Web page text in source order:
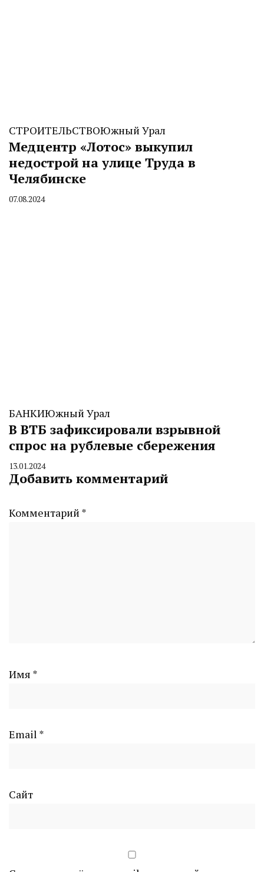
СТРОИТЕЛЬСТВОЮжный Урал
Медцентр «Лотос» выкупил
недострой на улице Труда в
Челябинске
By
07.08.2024
БАНКИЮжный Урал
В ВТБ зафиксировали взрывной
спрос на рублевые сбережения
By
CHELINDUSTRY
13.01.2024
Добавить комментарий
Комментарий *
Имя *
Email *
Сайт